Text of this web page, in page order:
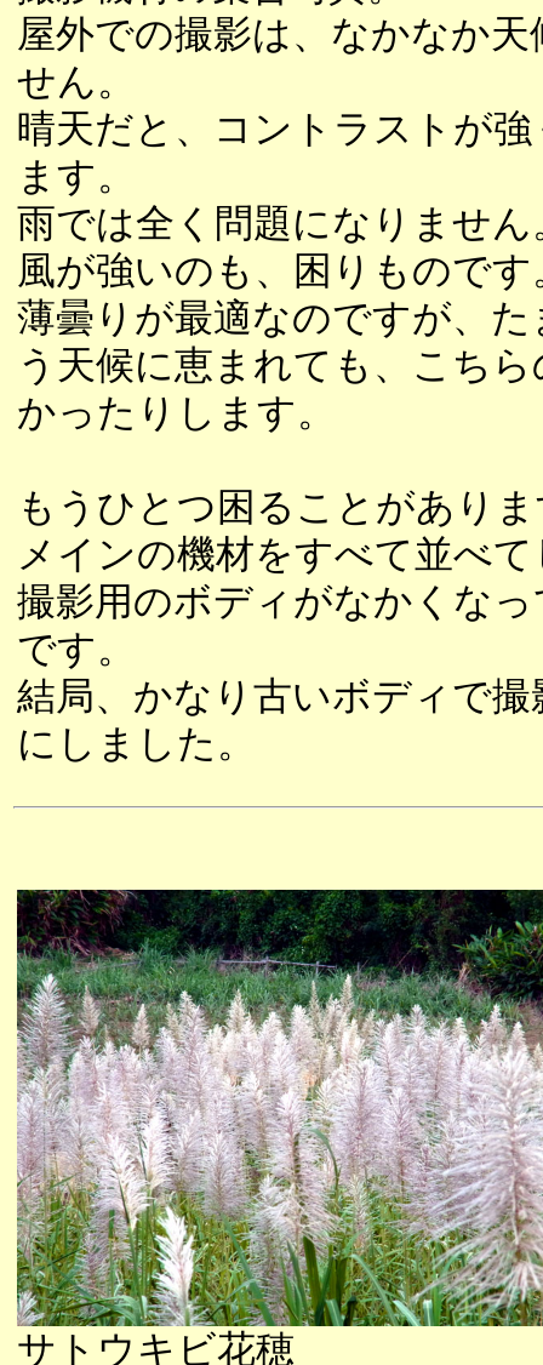
屋外での撮影は、なかなか
せん。
晴天だと、コントラストが
ます。
雨では全く問題になりません
風が強いのも、困りものです
薄曇りが最適なのですが、
う天候に恵まれても、こち
かったりします。
もうひとつ困ることがあり
メインの機材をすべて並べ
撮影用のボディがなかくな
です。
結局、かなり古いボディで
にしました。
サトウキビ花穂